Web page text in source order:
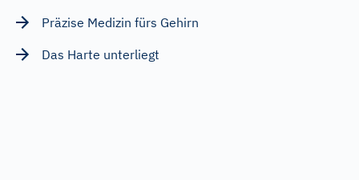
Präzise Medizin fürs Gehirn
Das Harte unterliegt